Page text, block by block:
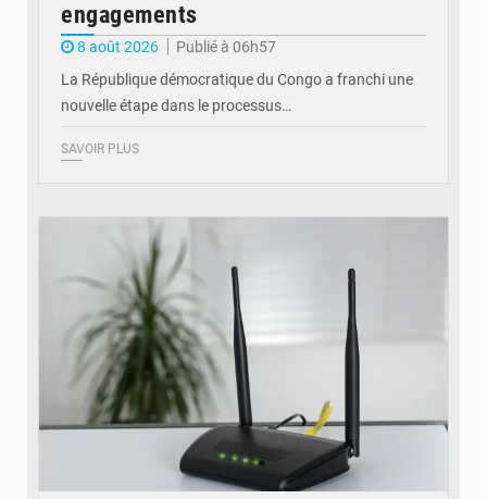
engagements
8 août 2026
Publié à 06h57
La République démocratique du Congo a franchi une
nouvelle étape dans le processus…
SAVOIR PLUS